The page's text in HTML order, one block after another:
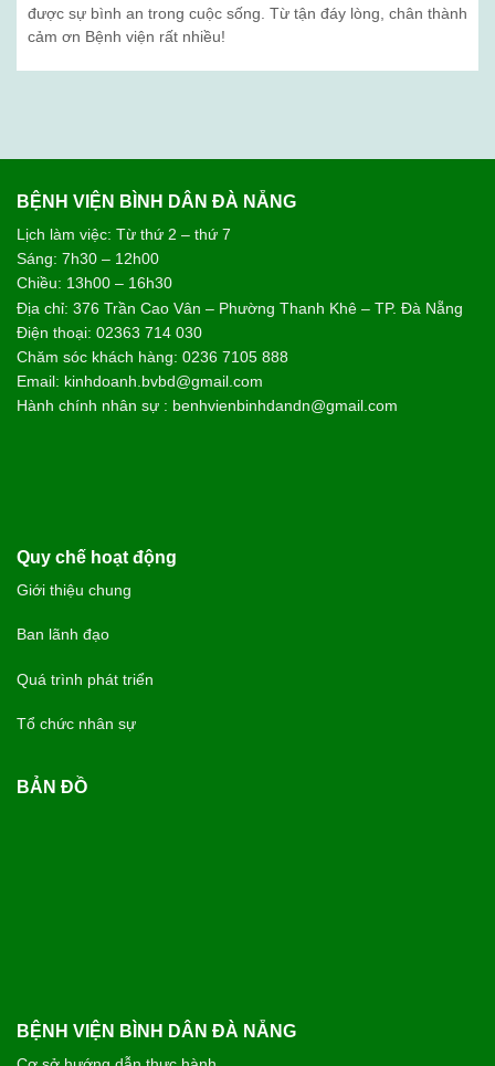
được sự bình an trong cuộc sống. Từ tận đáy lòng, chân thành
cảm ơn Bệnh viện rất nhiều!
BỆNH VIỆN BÌNH DÂN ĐÀ NẴNG
Lịch làm việc: Từ thứ 2 – thứ 7
Sáng: 7h30 – 12h00
Chiều: 13h00 – 16h30
Địa chỉ: 376 Trần Cao Vân – Phường Thanh Khê – TP. Đà Nẵng
Điện thoại: 02363 714 030
Chăm sóc khách hàng: 0236 7105 888
Email: kinhdoanh.bvbd@gmail.com
Hành chính nhân sự : benhvienbinhdandn@gmail.com
Quy chế hoạt động
Giới thiệu chung
Ban lãnh đạo
Quá trình phát triển
Tổ chức nhân sự
BẢN ĐỒ
BỆNH VIỆN BÌNH DÂN ĐÀ NẴNG